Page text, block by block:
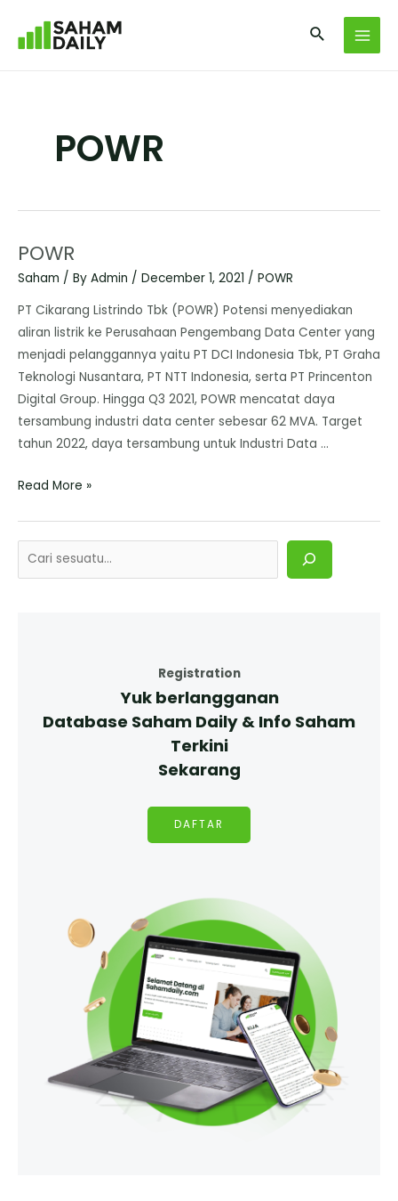
POWR
POWR
Saham / By Admin / December 1, 2021 / POWR
PT Cikarang Listrindo Tbk (POWR) Potensi menyediakan
aliran listrik ke Perusahaan Pengembang Data Center yang
menjadi pelanggannya yaitu PT DCI Indonesia Tbk, PT Graha
Teknologi Nusantara, PT NTT Indonesia, serta PT Princenton
Digital Group. Hingga Q3 2021, POWR mencatat daya
tersambung industri data center sebesar 62 MVA. Target
tahun 2022, daya tersambung untuk Industri Data …
Read More »
Registration
Yuk berlangganan
Database Saham Daily & Info Saham
Terkini
Sekarang
DAFTAR